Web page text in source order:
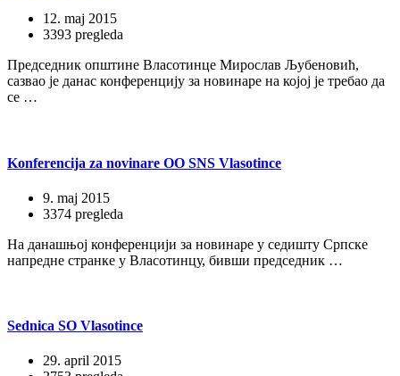
12. maj 2015
3393 pregleda
Председник општине Власотинце Мирослав Љубеновић,
сазвао је данас конференцију за новинаре на којој је требао да
се …
Konferencija za novinare OO SNS Vlasotince
9. maj 2015
3374 pregleda
На данашњој конференцији за новинаре у седишту Српске
напредне странке у Власотинцу, бивши председник …
Sednica SO Vlasotince
29. april 2015